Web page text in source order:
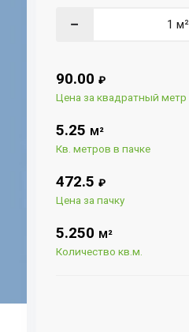
−
90.00 ₽
Цена за квадратный метр
5.25 М²
Кв. метров в пачке
472.5 ₽
Цена за пачку
5.250 М²
Количество кв.м.